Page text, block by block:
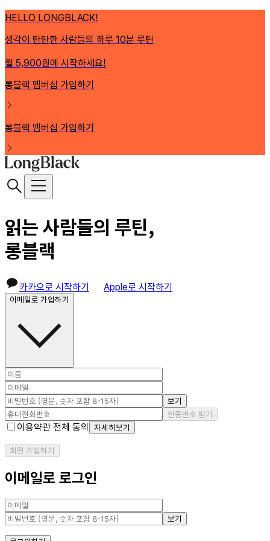
HELLO LONGBLACK!
생각이 탄탄한 사람들의 하루 10분 루틴
월 5,900원에 시작하세요!
롱블랙 멤버십 가입하기
롱블랙 멤버십 가입하기
읽는 사람들의 루틴,
롱블랙
카카오로 시작하기 Apple로 시작하기
이메일로 가입하기
보기
인증번호 받기
이용약관 전체 동의 자세히보기
회원 가입하기
이메일로 로그인
보기